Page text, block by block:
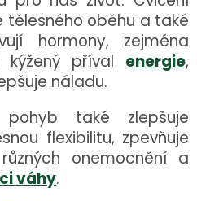
tělesného oběhu a také
hormony, zejména
příval energie,
náladu.
pohyb také zlepšuje
flexibilitu, zpevňuje
onemocnění a
váhy.